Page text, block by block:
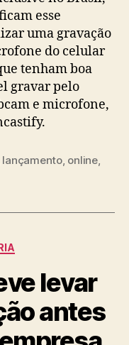
esse
uma gravação
do celular
tenham boa
gravar pelo
e microfone,
lançamento, online,
levar
antes